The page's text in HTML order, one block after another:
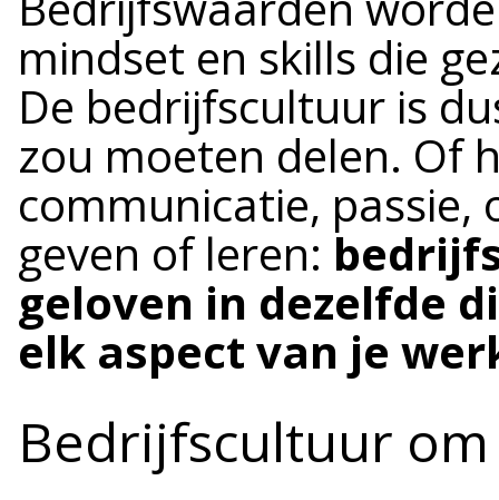
mindset en skills die
De bedrijfscultuur is
zou moeten delen. Of
communicatie, passie,
geven of leren:
geloven in dezelfde
elk aspect van je
Bedrijfscultuur